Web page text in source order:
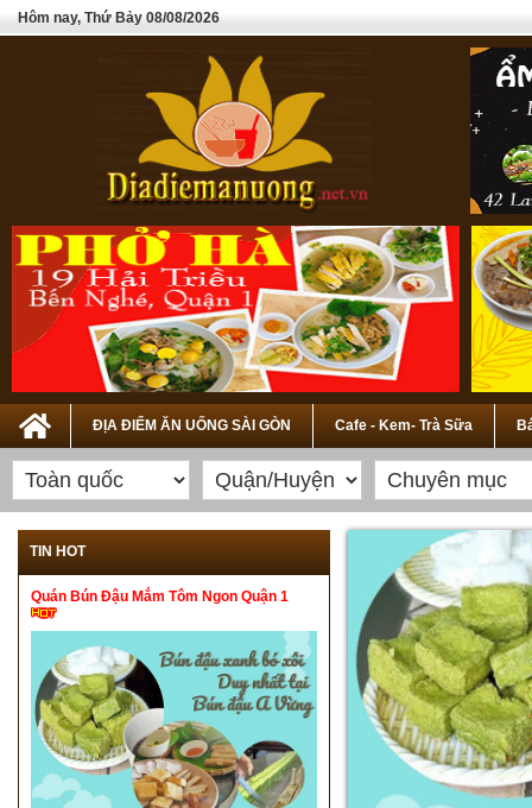
Hôm nay, Thứ Bảy 08/08/2026
ĐỊA ĐIỂM ĂN UỐNG SÀI GÒN Cafe - Kem- Trà Sữa
TIN HOT
Quán Bún Đậu Mắm Tôm Ngon Quận 1